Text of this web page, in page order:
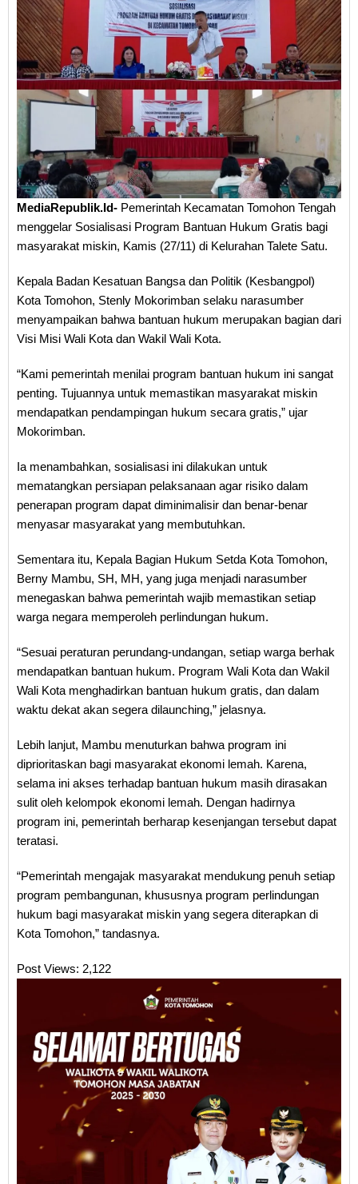
MediaRepublik.Id- Pemerintah Kecamatan Tomohon Tengah
menggelar Sosialisasi Program Bantuan Hukum Gratis bagi
masyarakat miskin, Kamis (27/11) di Kelurahan Talete Satu.
Kepala Badan Kesatuan Bangsa dan Politik (Kesbangpol)
Kota Tomohon, Stenly Mokorimban selaku narasumber
menyampaikan bahwa bantuan hukum merupakan bagian dari
Visi Misi Wali Kota dan Wakil Wali Kota.
“Kami pemerintah menilai program bantuan hukum ini sangat
penting. Tujuannya untuk memastikan masyarakat miskin
mendapatkan pendampingan hukum secara gratis,” ujar
Mokorimban.
Ia menambahkan, sosialisasi ini dilakukan untuk
mematangkan persiapan pelaksanaan agar risiko dalam
penerapan program dapat diminimalisir dan benar-benar
menyasar masyarakat yang membutuhkan.
Sementara itu, Kepala Bagian Hukum Setda Kota Tomohon,
Berny Mambu, SH, MH, yang juga menjadi narasumber
menegaskan bahwa pemerintah wajib memastikan setiap
warga negara memperoleh perlindungan hukum.
“Sesuai peraturan perundang-undangan, setiap warga berhak
mendapatkan bantuan hukum. Program Wali Kota dan Wakil
Wali Kota menghadirkan bantuan hukum gratis, dan dalam
waktu dekat akan segera dilaunching,” jelasnya.
Lebih lanjut, Mambu menuturkan bahwa program ini
diprioritaskan bagi masyarakat ekonomi lemah. Karena,
selama ini akses terhadap bantuan hukum masih dirasakan
sulit oleh kelompok ekonomi lemah. Dengan hadirnya
program ini, pemerintah berharap kesenjangan tersebut dapat
teratasi.
“Pemerintah mengajak masyarakat mendukung penuh setiap
program pembangunan, khususnya program perlindungan
hukum bagi masyarakat miskin yang segera diterapkan di
Kota Tomohon,” tandasnya.
Post Views: 2,122